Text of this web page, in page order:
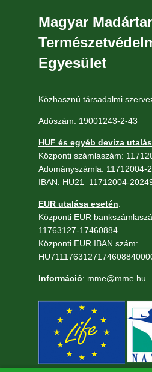
Magyar
Egyesület
Közhasznú társadalmi
Adószám: 19001243-2-43
HUF és egyéb deviza
Központi számlaszám:
Adományszámla: 11712004-
IBAN: HU21 11712004-
EUR utalása esetén:
Központi EUR
11763127-17460884
Központi EUR IBAN szám:
Információ: mme@mme.hu